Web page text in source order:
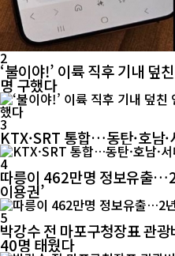
2
‘불이야!’ 이륙 직후 기내
명 구했다
3
KTX·SRT 통합…동탄·호남
4
따릉이 462만명 정보유출
이용권’
5
박강수 전 마포구청장표 관
40명 태웠다